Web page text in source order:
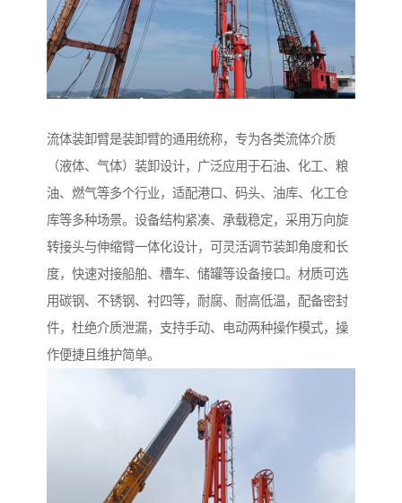
流体装卸臂是装卸臂的通用统称，专为各类流体介质
（液体、气体）装卸设计，广泛应用于石油、化工、粮
油、燃气等多个行业，适配港口、码头、油库、化工仓
库等多种场景。设备结构紧凑、承载稳定，采用万向旋
转接头与伸缩臂一体化设计，可灵活调节装卸角度和长
度，快速对接船舶、槽车、储罐等设备接口。材质可选
用碳钢、不锈钢、衬四等，耐腐、耐高低温，配备密封
件，杜绝介质泄漏，支持手动、电动两种操作模式，操
作便捷且维护简单。